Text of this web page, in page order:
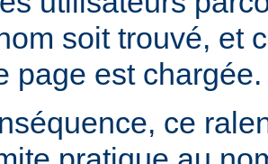
soit trouvé, et
page est chargée.
ce